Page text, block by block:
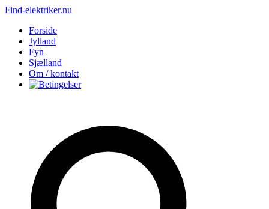
Find-elektriker.nu
Forside
Jylland
Fyn
Sjælland
Om / kontakt